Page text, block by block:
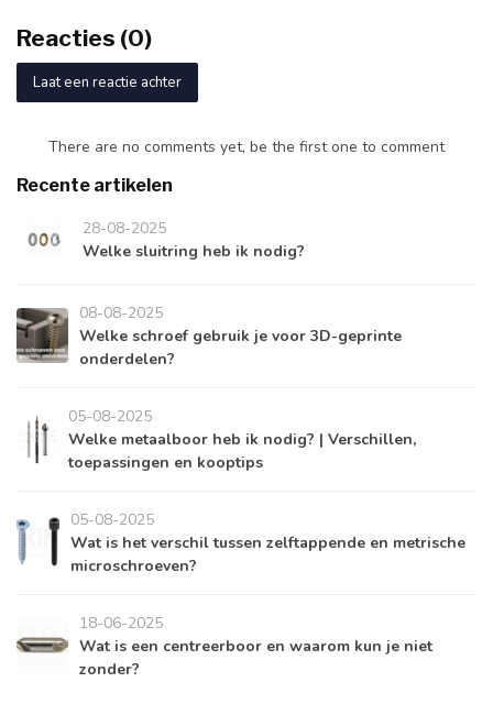
Reacties (0)
Laat een reactie achter
There are no comments yet, be the first one to comment
Recente artikelen
28-08-2025
Welke sluitring heb ik nodig?
08-08-2025
Welke schroef gebruik je voor 3D-geprinte
onderdelen?
05-08-2025
Welke metaalboor heb ik nodig? | Verschillen,
toepassingen en kooptips
05-08-2025
Wat is het verschil tussen zelftappende en metrische
microschroeven?
18-06-2025
Wat is een centreerboor en waarom kun je niet
zonder?